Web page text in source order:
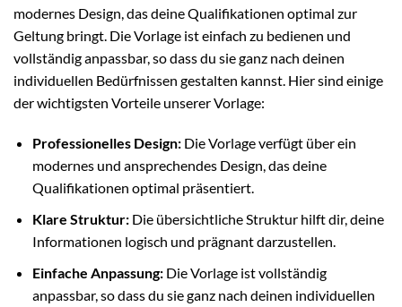
modernes Design, das deine Qualifikationen optimal zur
Geltung bringt. Die Vorlage ist einfach zu bedienen und
vollständig anpassbar, so dass du sie ganz nach deinen
individuellen Bedürfnissen gestalten kannst. Hier sind einige
der wichtigsten Vorteile unserer Vorlage:
Professionelles Design:Die Vorlage verfügt über ein
modernes und ansprechendes Design, das deine
Qualifikationen optimal präsentiert.
Klare Struktur:Die übersichtliche Struktur hilft dir, deine
Informationen logisch und prägnant darzustellen.
Einfache Anpassung:Die Vorlage ist vollständig
anpassbar, so dass du sie ganz nach deinen individuellen